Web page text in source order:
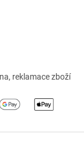
reklamace zboží